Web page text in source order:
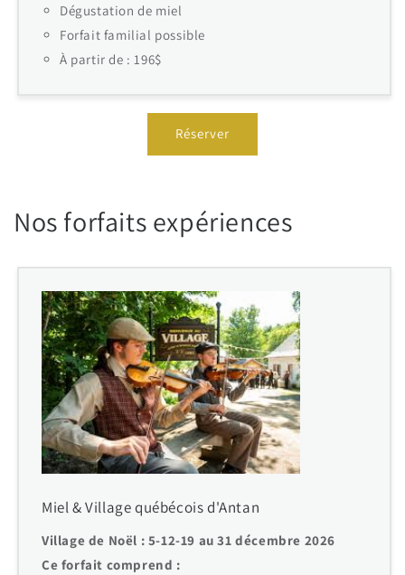
Dégustation de miel
Forfait familial possible
À partir de : 196$
Réserver
Nos forfaits expériences
Miel & Village québécois d'Antan
Village de Noël : 5-12-19 au 31 décembre 2026
Ce forfait comprend :